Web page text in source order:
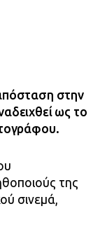
στην
ως το
της
σινεμά,